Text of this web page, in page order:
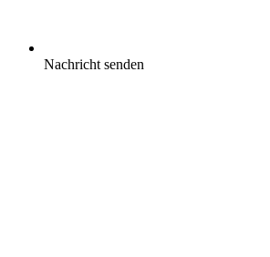
Nachricht senden